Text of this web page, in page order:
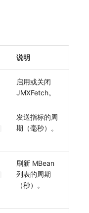
说明
启用或关闭
JMXFetch。
发送指标的周
期（毫秒）。
刷新 MBean
列表的周期
（秒）。